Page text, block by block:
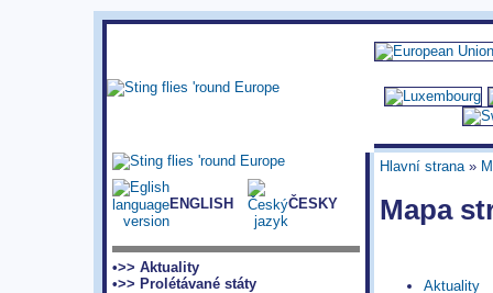
ENGLISH ČESKY
•>> Aktuality
•>> Prolétávané státy
Hlavní strana»
Mapa
Aktuality